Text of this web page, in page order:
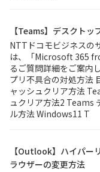
【Teams】デスクト
NTTドコモビジネスの
は、「Microsoft 365
るご質問詳細をご案内
プリ不具合の対処方法
ャッシュクリア方法
ュクリア方法2 Teams
ル方法 Windows11 T
【Outlook】ハイパー
ラウザーの変更方法